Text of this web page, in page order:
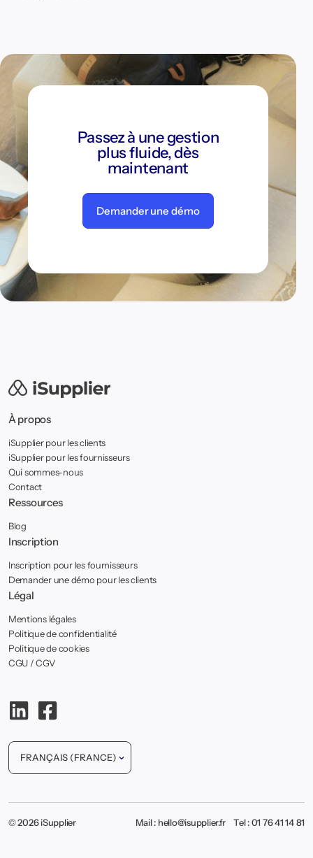
Passez à une gestion
plus fluide, dès
maintenant
Demander une démo
À propos
iSupplier pour les clients
iSupplier pour les fournisseurs
Qui sommes-nous
Contact
Ressources
Blog
Inscription
Inscription pour les fournisseurs
Demander une démo pour les clients
Légal
Mentions légales
Politique de confidentialité
Politique de cookies
CGU / CGV
FRANÇAIS (FRANCE)
© 2026 iSupplier Mail : hello@isupplier.fr Tel :01 76 41 14 81